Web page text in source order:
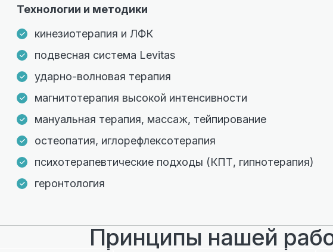
Технологии и методики
кинезиотерапия и ЛФК
подвесная система Levitas
ударно-волновая терапия
магнитотерапия высокой интенсивности
мануальная терапия, массаж, тейпирование
остеопатия, иглорефлексотерапия
психотерапевтические подходы (КПТ, гипнотерапия)
геронтология
Принципы нашей